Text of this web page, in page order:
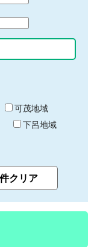
可茂地域
下呂地域